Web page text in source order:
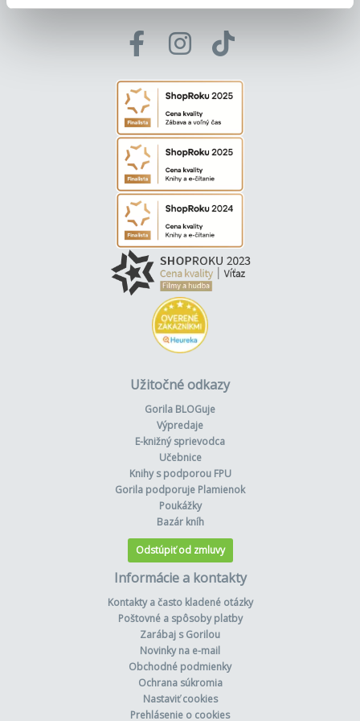
Užitočné odkazy
Gorila BLOGuje
Výpredaje
E-knižný sprievodca
Učebnice
Knihy s podporou FPU
Gorila podporuje Plamienok
Poukážky
Bazár kníh
Odstúpiť od zmluvy
Informácie a kontakty
Kontakty a často kladené otázky
Poštovné a spôsoby platby
Zarábaj s Gorilou
Novinky na e-mail
Obchodné podmienky
Ochrana súkromia
Nastaviť cookies
Prehlásenie o cookies